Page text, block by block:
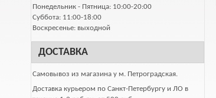
Понедельник - Пятница: 10:00-20:00
Суббота: 11:00-18:00
Воскресенье: выходной
ДОСТАВКА
Самовывоз из магазина у м. Петроградская.
Доставка курьером по Санкт-Петербургу и ЛО в